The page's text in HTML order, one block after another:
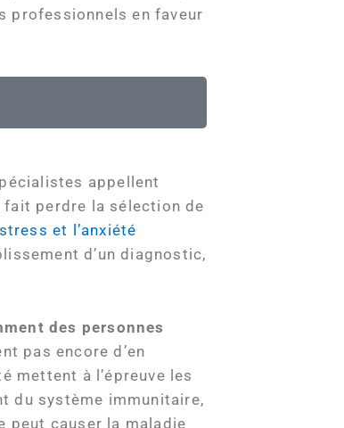
professionnels en faveur
appellent
fait perdre la sélection de
stress et l’anxiété
d’un diagnostic,
des personnes
pas encore d’en
mettent à l’épreuve les
du système immunitaire,
peut causer la maladie